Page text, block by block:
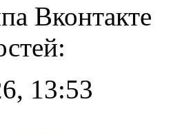
Вконтакте
13:53